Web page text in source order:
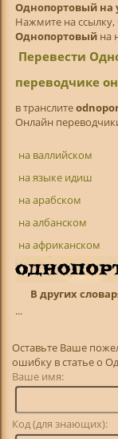
Однопортовый на
Нажмите на ссылку,
Однопортовыйна
Перевести
переводчике
в транслитe
Онлайн
на валлийском
на языке идиш
на арабском
на албанском
на африканском
В других
...
Оставьте Ваше
ошибку в статье о
Ваше имя:
Код (для знающих):